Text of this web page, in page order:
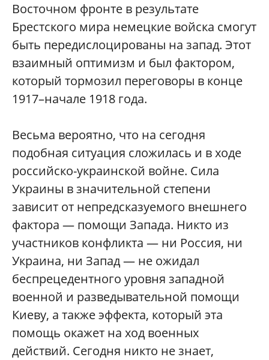
Восточном фронте в результате
Брестского мира немецкие войска смогут
быть передислоцированы на запад. Этот
взаимный оптимизм и был фактором,
который тормозил переговоры в конце
1917–начале 1918 года.
Весьма вероятно, что на сегодня
подобная ситуация сложилась и в ходе
российско-украинской войне. Сила
Украины в значительной степени
зависит от непредсказуемого внешнего
фактора — помощи Запада. Никто из
участников конфликта — ни Россия, ни
Украина, ни Запад — не ожидал
беспрецедентного уровня западной
военной и разведывательной помощи
Киеву, а также эффекта, который эта
помощь окажет на ход военных
действий. Сегодня никто не знает,